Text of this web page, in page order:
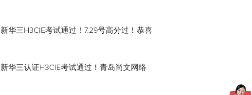
新华三H3CIE考试通过！7.29号高分过！恭喜
新华三认证H3CIE考试通过！青岛尚文网络